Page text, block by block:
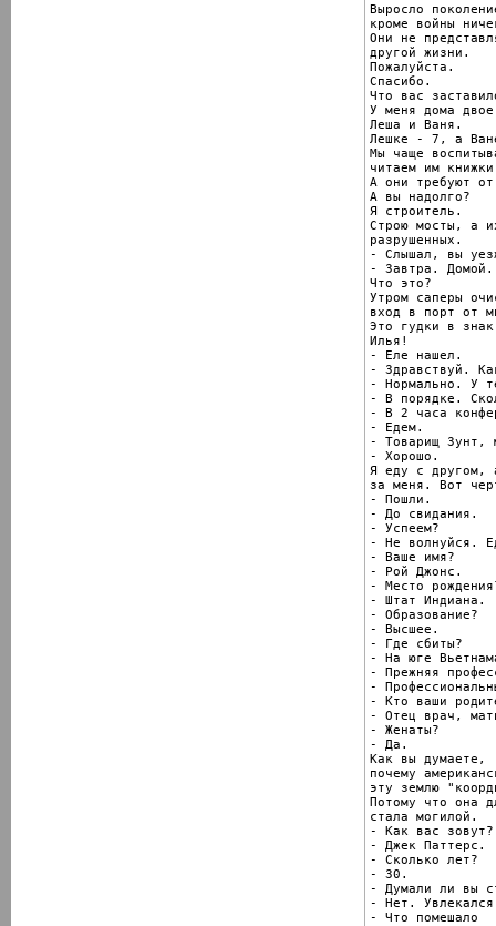
Выросло
кроме войны
Они не
другой жизни.
Пожалуйста.
Спасибо.
Что вас
У меня дома
Леша и Ваня.
Лешке - 7, а
Мы чаще
читаем им
А они требуют
А вы надолго?
Я строитель.
Строю мосты, а
разрушенных.
- Слышал, вы
- Завтра.
Что это?
Утром саперы
вход в порт от
Это гудки в
Илья!
- Еле нашел.
- Здравствуй.
- Нормально. У
- В порядке.
- В 2 часа
- Едем.
- Товарищ Зунт,
- Хорошо.
Я еду с другом,
за меня. Вот
- Пошли.
- До свидания.
- Успеем?
- Не волнуйся.
- Ваше имя?
- Рой Джонс.
- Место
- Штат Индиана.
- Образование?
- Высшее.
- Где сбиты?
- На юге
- Прежняя
-
- Кто ваши
- Отец врач,
- Женаты?
- Да.
Как вы думаете,
почему
эту землю
Потому что она
стала могилой.
- Как вас зовут?
- Джек Паттерс.
- Сколько лет?
- 30.
- Думали ли вы
- Нет. Увлекался
- Что помешало